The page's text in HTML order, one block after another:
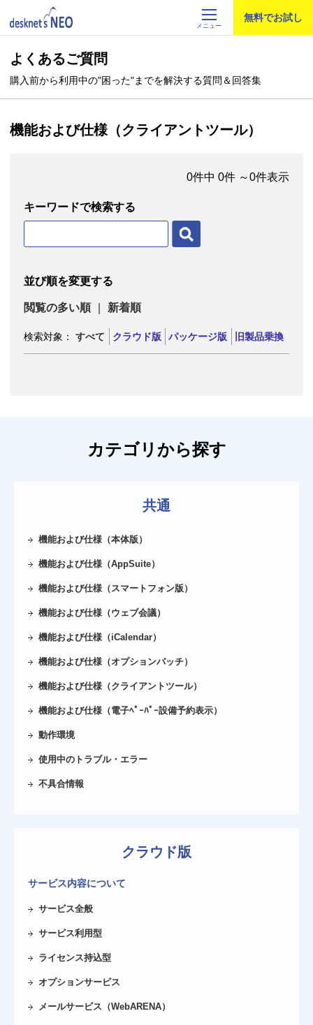
製品情報
価格・購入
セミナー
お客様サポート
導入相談窓口
092-235-1221
メニュー
無料でお試し
よくあるご質問
購入前から利用中の"困った"までを解決する質問＆回答集
機能および仕様（クライアントツール）
0件中 0件 ～0件表示
キーワードで検索する
並び順を変更する
閲覧の多い順｜ 新着順
検索対象： すべて クラウド版 パッケージ版 旧製品乗換
カテゴリから探す
共通
機能および仕様（本体版）
機能および仕様（AppSuite）
機能および仕様（スマートフォン版）
機能および仕様（ウェブ会議）
機能および仕様（iCalendar）
機能および仕様（オプションバッチ）
機能および仕様（クライアントツール）
機能および仕様（電子ﾍﾟｰﾊﾟｰ設備予約表示）
動作環境
使用中のトラブル・エラー
不具合情報
クラウド版
サービス内容について
サービス全般
サービス利用型
ライセンス持込型
オプションサービス
メールサービス（WebARENA）